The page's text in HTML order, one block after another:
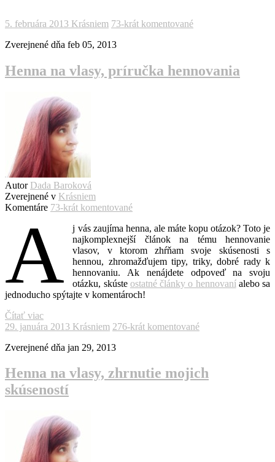
5. februára 2013 Krásniem 73-krát komentované
Zverejnené dňa feb 05, 2013
Henna na vlasy, príručka hennovania
Autor Dada Baroková
Zverejnené v Krásniem
Komentáre 73-krát komentované
A
j vás zaujíma henna, ale máte kopu otázok? Toto je
najkomplexnejší článok na tému hennovanie
vlasov, v ktorom zhŕňam svoje skúsenosti s
hennou, zhromažďujem tipy, triky, dobré rady k
hennovaniu. Ak nenájdete odpoveď na svoju
otázku, skúste ostatné články o hennovaníalebo sa
jednoducho spýtajte v komentároch!
Čítať viac
29. januára 2013 Krásniem 276-krát komentované
Zverejnené dňa jan 29, 2013
Henna na vlasy, zhrnutie mojich
skúseností